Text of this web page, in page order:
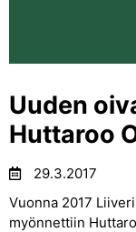
Uuden
Huttaroo
29.3.2017
Vuonna 2017
myönnettiin